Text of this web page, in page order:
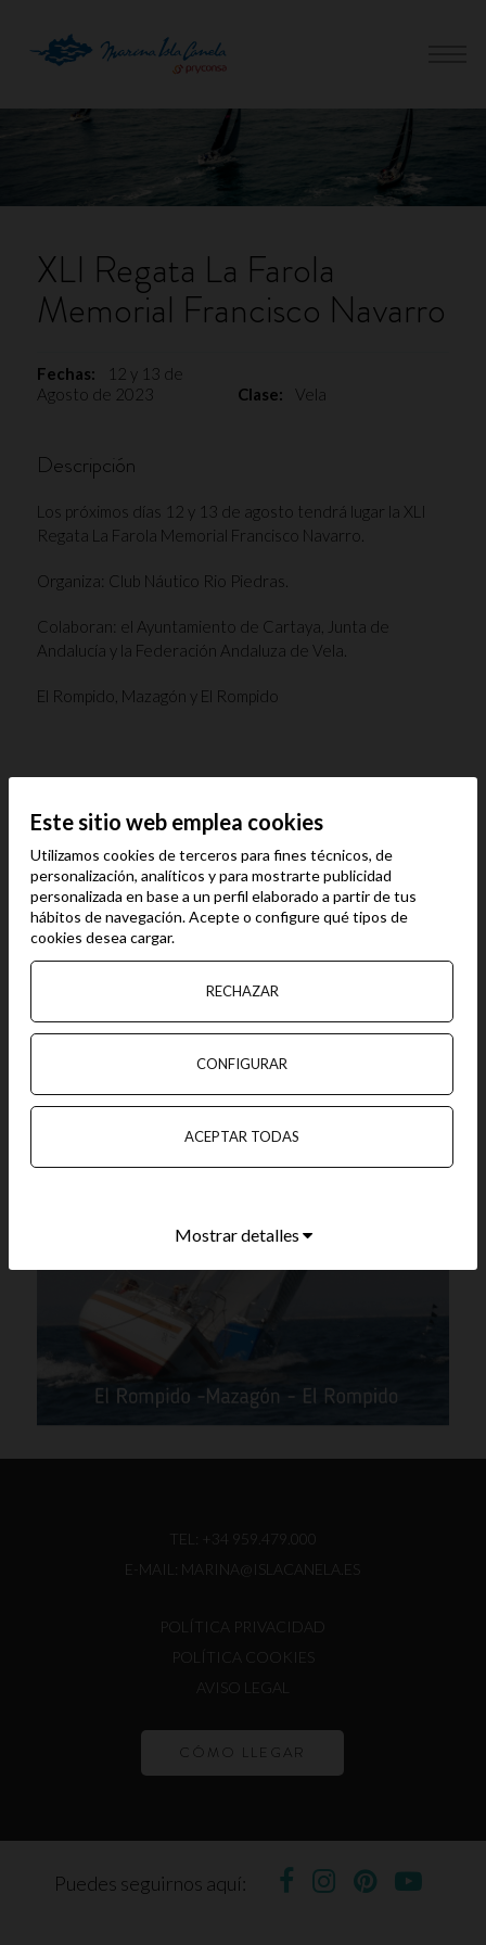
XLI Regata La Farola
Memorial Francisco Navarro
Fechas:
12 y 13 de
Agosto de 2023
Clase: Vela
Descripción
Los próximos días 12 y 13 de agosto tendrá lugar la XLI
Regata La Farola Memorial Francisco Navarro.
Organiza: Club Náutico Rio Piedras.
Colaboran: el Ayuntamiento de Cartaya, Junta de
Andalucía y la Federación Andaluza de Vela.
El Rompido, Mazagón y El Rompido
TEL: +34 959.479.000
E-MAIL: MARINA@ISLACANELA.ES
POLÍTICA PRIVACIDAD
POLÍTICA COOKIES
AVISO LEGAL
CÓMO LLEGAR
Puedes seguirnos aquí:
Este sitio web emplea cookies
Utilizamos cookies de terceros para fines técnicos, de
personalización, analíticos y para mostrarte publicidad
personalizada en base a un perfil elaborado a partir de tus
hábitos de navegación. Acepte o configure qué tipos de
cookies desea cargar.
RECHAZAR
CONFIGURAR
ACEPTAR TODAS
Mostrar detalles